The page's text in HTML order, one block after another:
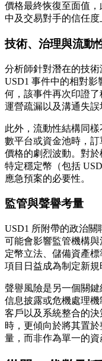
價格最終恢復至面值
中及交易對手的信任度
技術、治理與流動
分析師針對潛在的技
USD1 事件中的相對
何，該事件再次印證了
運營疏漏以及溝通失誤
此外，流動性結構同
數平台或資金池時，
價格的劇烈波動。對
特定穩定幣（包括
應急預案的必要性。
監管與聲譽考量
USD1 所附帶的政治
可能會影響監管機構
定幣立法、儲備資產
項目日益成為制定新規
聲譽風險是另一個關鍵
信息披露或危機處理
客戶以及系統整合的
時，更傾向於將其置
量，而非作為單一的資